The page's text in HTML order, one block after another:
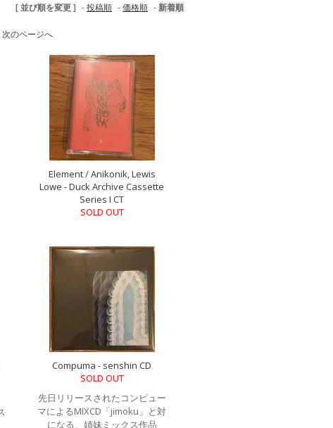
[ 並び順を変更 ] -投稿順 -価格順 -新着順
次のページへ
Element / Anikonik, Lewis
Lowe - Duck Archive Cassette
Series I CT
SOLD OUT
Compuma - senshin CD
SOLD OUT
先日リリースされたコンピュー
マによるMIXCD「jimoku」と対
になる、姉妹ミックス作品